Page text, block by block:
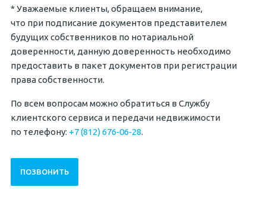
* Уважаемые клиенты, обращаем внимание,
что при подписание документов представителем
будущих собственников по нотариальной
доверенности, данную доверенность необходимо
предоставить в пакет документов при регистрации
права собственности.
По всем вопросам можно обратиться в Службу
клиентского сервиса и передачи недвижимости
по телефону: +7 (812) 676‐06‐28.
ПОЗВОНИТЬ